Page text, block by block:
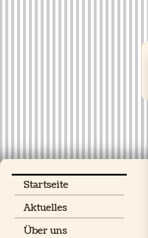
Startseite
Aktuelles
Über uns